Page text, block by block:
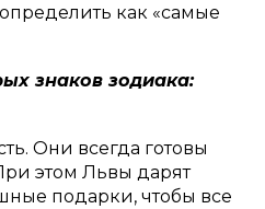
как «самые
знаков зодиака:
Они всегда готовы
этом Львы дарят
подарки, чтобы все